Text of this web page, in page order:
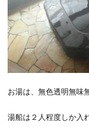
お湯は、無色透明無味
湯船は２人程度しか入